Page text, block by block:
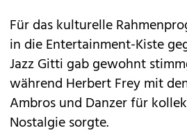
Für das kulturelle
in die Entertainment-Kiste
Jazz Gitti gab gewohnt
während Herbert Frey mit
Ambros und Danzer für
Nostalgie sorgte.